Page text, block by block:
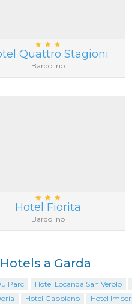
Quattro Stagioni
Bardolino
Hotel Fiorita
Bardolino
a Garda
Parc Hotel Locanda San Verolo
Hotel Gabbiano Hotel